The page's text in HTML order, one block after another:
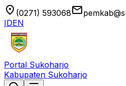
location_on (0271) 593068email
IDEN
Portal Sukoharjo
Kabupaten Sukoharjo